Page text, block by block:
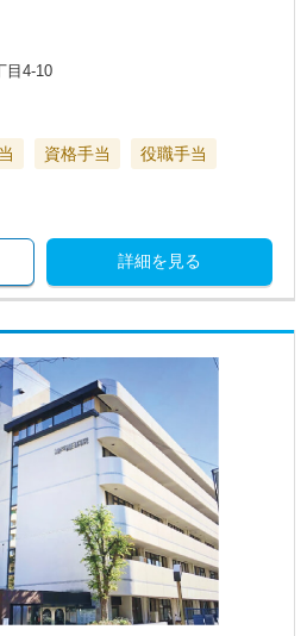
目4-10
資格手当
役職手当
詳細を見る